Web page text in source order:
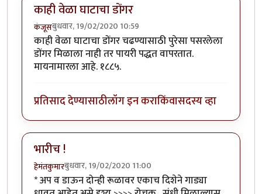
काही वेळा घाटाचा डोंगर
कंजूसबुधवार, 19/02/2020 10:59
काही वेळा घाटाचा डोंगर चढण्यासाठी पुरेसा पसरलेला
डोंगर मिळाला नाही तर पायरी पद्धत वापरतात.
मायनामारला आहे. १८८५.
प्रतिसाद देण्यासाठीलॉग इन कराकिंवासदस्य व्हा
भारीच !
हेमंतकुमारबुधवार, 19/02/2020 11:00
* अप व डाऊन दोन्ही रूळावर एकाच दिशेने गाड्या